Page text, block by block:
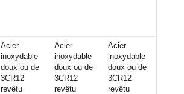
Acier
inoxydable
doux ou de
3CR12
revêtu
Acier
inoxydable
doux ou de
3CR12
revêtu
Acier
inoxydable
doux ou de
3CR12
revêtu